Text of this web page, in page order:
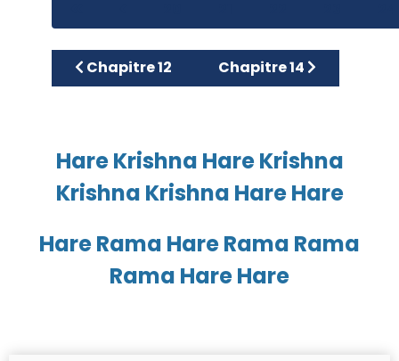
Article précédent : Chapitre 12
Chapitre 12 Article suivant :
Chapitre 14
Hare Krishna Hare Krishna
Krishna Krishna Hare Hare
Hare Rama Hare Rama Rama
Rama Hare Hare